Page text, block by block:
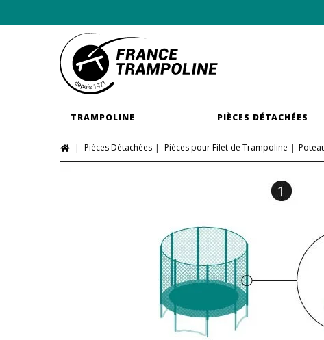
TRAMPOLINE PIÈCES DÉTACHÉES
Pièces Détachées Pièces pour Filet de Trampoline